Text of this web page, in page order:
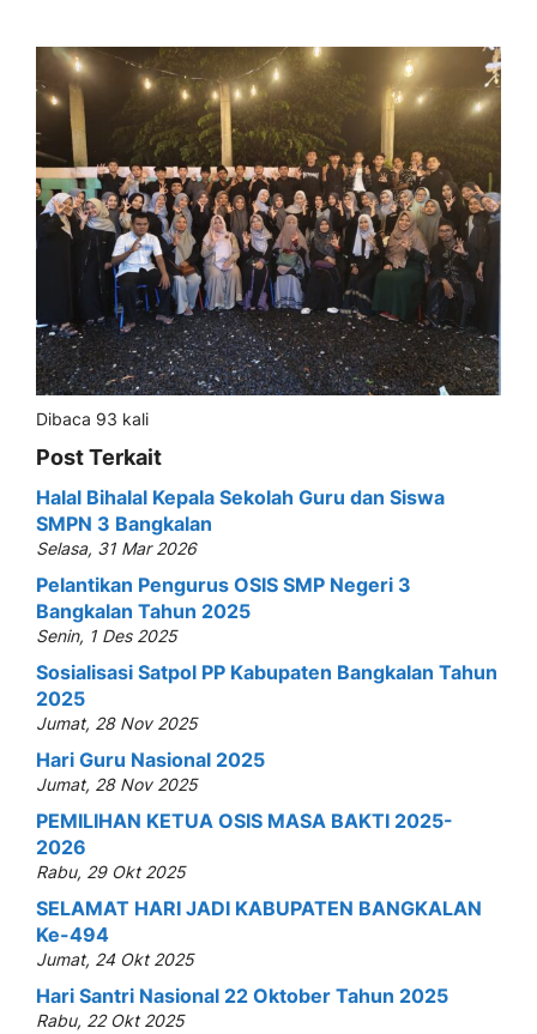
Dibaca 93 kali
Post Terkait
Halal Bihalal Kepala Sekolah Guru dan Siswa
SMPN 3 Bangkalan
Selasa, 31 Mar 2026
Pelantikan Pengurus OSIS SMP Negeri 3
Bangkalan Tahun 2025
Senin, 1 Des 2025
Sosialisasi Satpol PP Kabupaten Bangkalan Tahun
2025
Jumat, 28 Nov 2025
Hari Guru Nasional 2025
Jumat, 28 Nov 2025
PEMILIHAN KETUA OSIS MASA BAKTI 2025-
2026
Rabu, 29 Okt 2025
SELAMAT HARI JADI KABUPATEN BANGKALAN
Ke-494
Jumat, 24 Okt 2025
Hari Santri Nasional 22 Oktober Tahun 2025
Rabu, 22 Okt 2025